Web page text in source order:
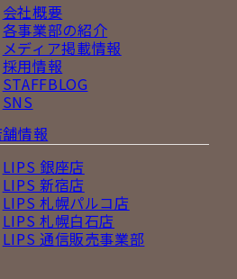
会社概要
各事業部の紹介
メディア掲載情報
採用情報
STAFFBLOG
SNS
情報
LIPS 銀座店
LIPS 新宿店
LIPS 札幌パルコ店
LIPS 札幌白石店
LIPS 通信販売事業部